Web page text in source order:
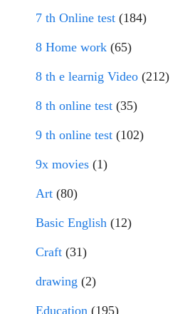
7 th Online test (184)
8 Home work (65)
8 th e learnig Video (212)
8 th online test (35)
9 th online test (102)
9x movies (1)
Art (80)
Basic English (12)
Craft (31)
drawing (2)
Education (195)